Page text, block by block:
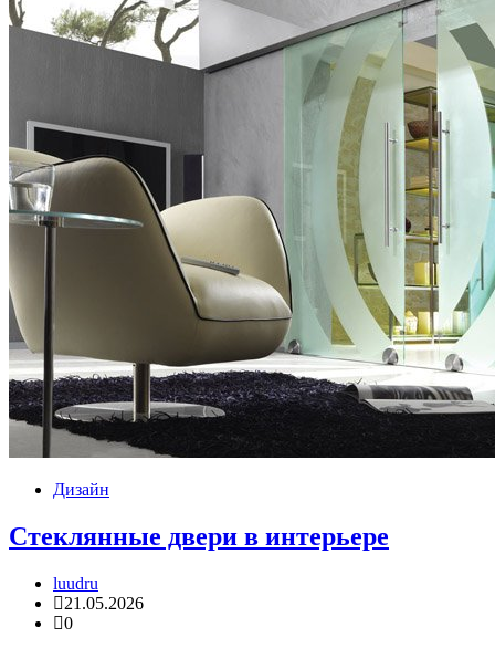
Дизайн
Стеклянные двери в интерьере
luudru
21.05.2026
0